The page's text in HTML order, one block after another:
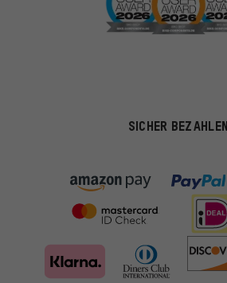
SICHER BEZAHLEN